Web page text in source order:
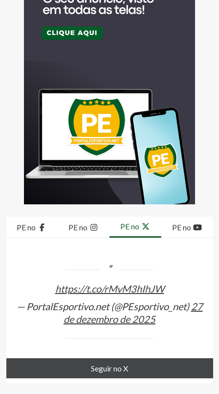
PE no PE no PE no PE no
https://t.co/rMvM3hIhJW
— PortalEsportivo.net (@PEsportivo_net)27
de dezembro de 2025
Seguir no X